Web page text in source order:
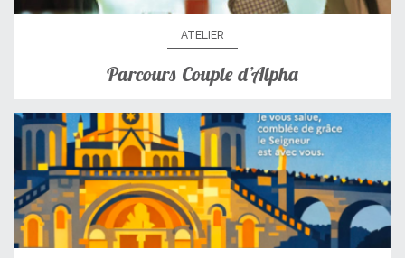
ATELIER
Parcours Couple d’Alpha